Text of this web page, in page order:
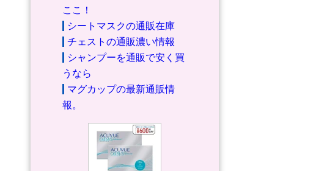
ここ！
シートマスクの通販在庫
チェストの通販濃い情報
シャンプーを通販で安く買
うなら
マグカップの最新通販情
報。